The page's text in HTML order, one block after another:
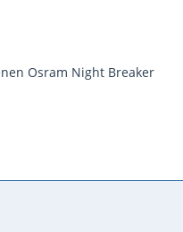
Osram Night Breaker